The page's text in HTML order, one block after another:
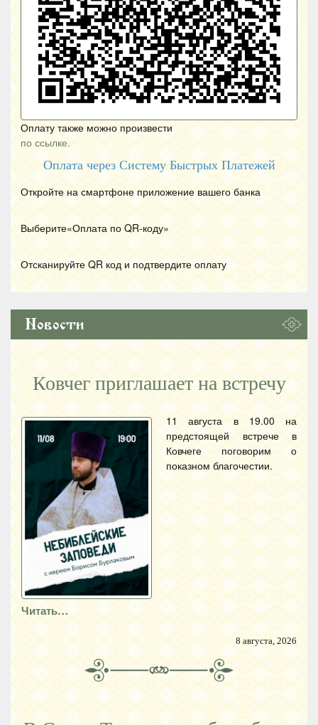
Оплату также можно произвести
по ссылке.
Оплата через Систему Быстрых Платежей
Откройте на смартфоне приложение вашего банка
Выберите«Оплата по QR-коду»
Отсканируйте QR код и подтвердите оплату
Новости
Ковчег приглашает на встречу
11 августа в 19.00 на
предстоящей встрече в
Ковчеге поговорим о
показном благочестии.
Читать…
8 августа, 2026